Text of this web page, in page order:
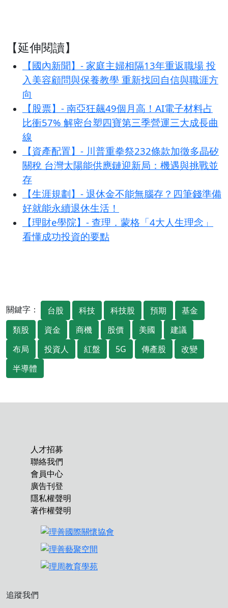
【延伸閱讀】
【國內新聞】- 家庭主婦相隔13年重返職場 投
入美容顧問與保養教學 重新找回自信與職涯方
向
【股票】- 南亞狂飆49個月高！AI電子材料占
比衝57% 解密台塑四寶第三季營運三大成長曲
線
【資產配置】- 川普重拳祭232條款加徵多晶矽
關稅 台灣太陽能供應鏈迎新局：機遇與挑戰並
存
【生涯規劃】- 退休金不能無腦存？四筆錢準備
好就能永續退休生活！
【理財e學院】- 查理．蒙格「4大人生理念」
看懂成功投資的要點
關鍵字： 台股 科技 科技股 預期
基金
類股
資金 商機 股價 美國
建議
布局
投資人 紅盤 5G 傳產股
改變
半導體
人才招募
聯絡我們
會員中心
廣告刊登
隱私權聲明
著作權聲明
追蹤我們